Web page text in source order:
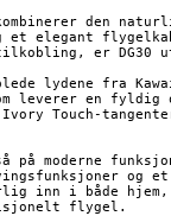
kombinerer den
et elegant
er DG30
lydene fra
leverer en
Ivory Touch-
på moderne
inn i både
flygel.